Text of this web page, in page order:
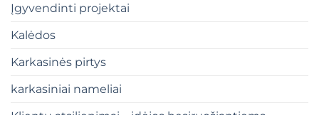
Įgyvendinti projektai
Kalėdos
Karkasinės pirtys
karkasiniai nameliai